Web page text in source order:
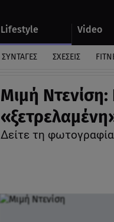
Lifestyle Video
ΣΥΝΤΑΓΕΣ ΣΧΕΣΕΙΣ
Μιμή Ντενίση:
Δείτε τη